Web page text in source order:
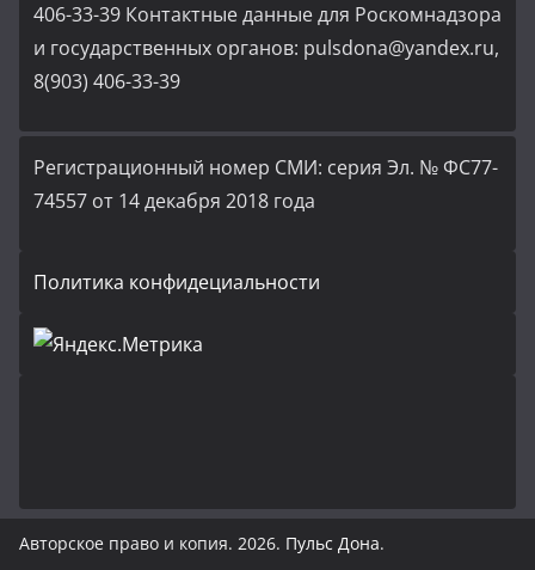
406-33-39 Контактные данные для Роскомнадзора
и государственных органов: pulsdona@yandex.ru,
8(903) 406-33-39
Регистрационный номер СМИ: серия Эл. № ФС77-
74557 от 14 декабря 2018 года
Политика конфидециальности
Авторское право и копия. 2026. Пульс Дона.